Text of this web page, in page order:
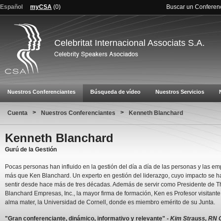
Español myCSA (0) Buscar un
Celebritat Internacional Associats S.A.
Nuestros Conferenciantes Búsqueda de vídeo Nuestros Servicios
Cuenta > Nuestros Conferenciantes > Kenneth Blanchard
Kenneth Blanchard
Gurú de la Gestión
Pocas personas han influido en la gestión del día a día de las personas y las
más que Ken Blanchard. Un experto en gestión del liderazgo, cuyo impacto se
sentir desde hace más de tres décadas. Además de servir como Presidente de
Blanchard Empresas, Inc., la mayor firma de formación, Ken es Profesor
alma mater, la Universidad de Cornell, donde es miembro emérito de su Junta.
"Gran conferenciante, dinámico, informativo y relevante" - Kim Strauss, RN